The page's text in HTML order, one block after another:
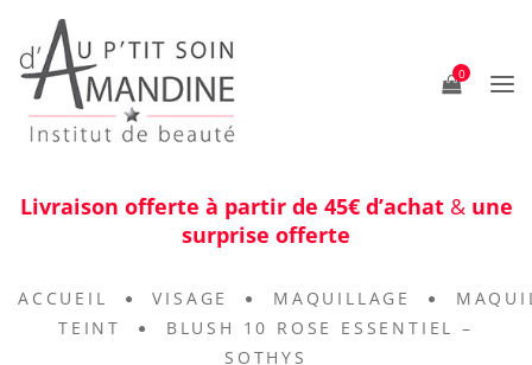
0
Livraison offerte à partir de 45€ d’achat & une
surprise offerte
ACCUEIL VISAGE MAQUILLAGE
TEINT
BLUSH 10 ROSE ESSENTIEL –
SOTHYS